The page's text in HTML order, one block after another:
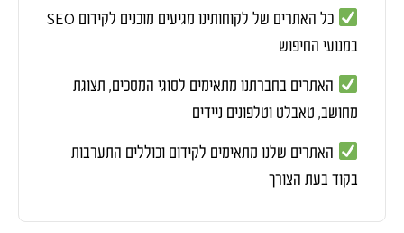
כל האתרים של לקוחותינו מגיעים מוכנים לקידום SEO
במנועי החיפוש
האתרים בחברתנו מתאימים לסוגי המסכים, תצוגת
מחושב, טאבלט וטלפונים ניידים
האתרים שלנו מתאימים לקידום וכוללים התערבות
בקוד בעת הצורך